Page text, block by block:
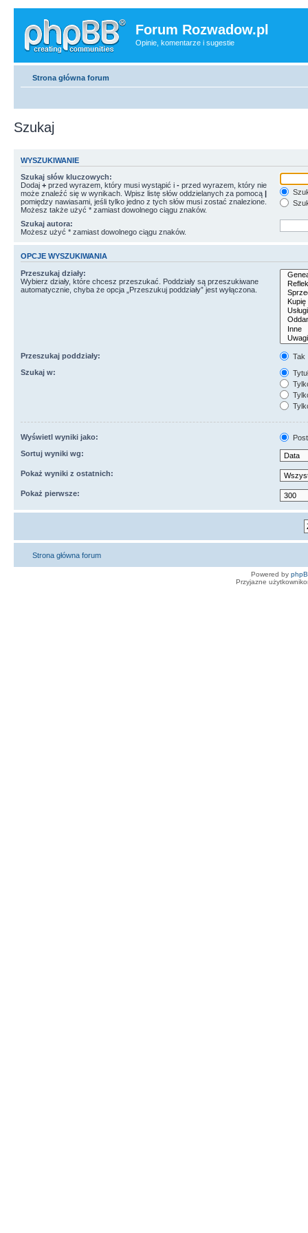
Forum Rozwadow.pl
Opinie, komentarze i sugestie
Strona główna forum
Szukaj
WYSZUKIWANIE
Szukaj słów kluczowych:
Dodaj + przed wyrazem, który musi wystąpić i - przed wyrazem, który nie
może znaleźć się w wynikach. Wpisz listę słów oddzielanych za pomocą |
pomiędzy nawiasami, jeśli tylko jedno z tych słów musi zostać znalezione.
Możesz także użyć * zamiast dowolnego ciągu znaków.
Szukaj autora:
Możesz użyć * zamiast dowolnego ciągu znaków.
OPCJE WYSZUKIWANIA
Przeszukaj działy:
Wybierz działy, które chcesz przeszukać. Poddziały są przeszukiwane
automatycznie, chyba że opcja „Przeszukuj poddziały” jest wyłączona.
Przeszukaj poddziały:
Tak
Szukaj w:
Wyświetl wyniki jako:
Sortuj wyniki wg:
Pokaż wyniki z ostatnich:
Pokaż pierwsze:
Strona główna forum
Powered by
Przyjazne